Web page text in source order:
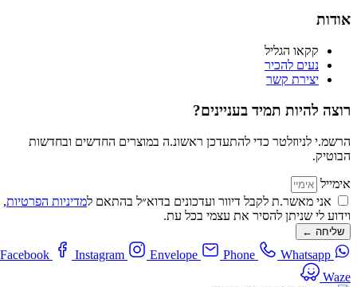
אודות
קקאו הגליל
נעים להכיר
יצירת קשר
רוצה להיות תמיד בעניינים?
הרשמ.י לניוזלטר כדי להתעדכן ראשונ.ה במוצרים החדשים ובחדשות
הבוטיק.
אימייל
אני מאשר.ת לקבל דיוור ועדכונים בדוא״ל בהתאם ל מדיניות הפרטיות,
וידוע לי שניתן להסיר את עצמי בכל עת.
שליחה ←
Facebook Instagram Envelope Phone
Whatsapp
Waze